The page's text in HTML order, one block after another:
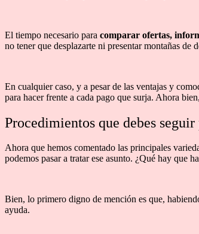
El tiempo necesario para comparar ofertas,
no tener que desplazarte ni presentar montañas
En cualquier caso, y a pesar de las ventajas y
para hacer frente a cada pago que surja. Ahora
Procedimientos que debes
Ahora que hemos comentado las principales
podemos pasar a tratar ese asunto. ¿Qué hay que
Bien, lo primero digno de mención es que,
ayuda.